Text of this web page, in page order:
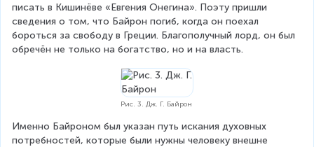
писать в Кишинёве «Евгения Онегина». Поэту пришли
сведения о том, что Байрон погиб, когда он поехал
бороться за свободу в Греции. Благополучный лорд, он был
обречён не только на богатство, но и на власть.
Рис. 3. Дж. Г. Байрон
Именно Байроном был указан путь искания духовных
потребностей, которые были нужны человеку внешне